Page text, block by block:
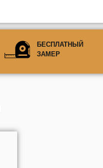
БЕСПЛАТНЫЙ
ЗАМЕР